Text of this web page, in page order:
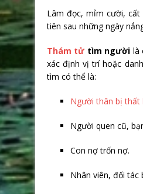
Lâm đọc, mỉm cười,
tiên sau những ngày
Thám tửtìm người là
xác định vị trí hoặc
tìm có thể là:
Người thân bị thất
Người quen cũ,
Con nợ trốn nợ.
Nhân viên, đối tác